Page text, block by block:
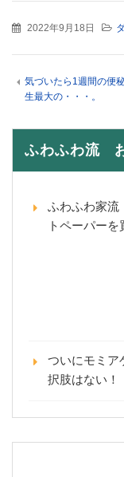
2022年9月18日
気づいたら1週間の便
生最大の・・・。
ふわふわ流
ふわふわ家
トペーパーを
ついにモミア
択肢はない！